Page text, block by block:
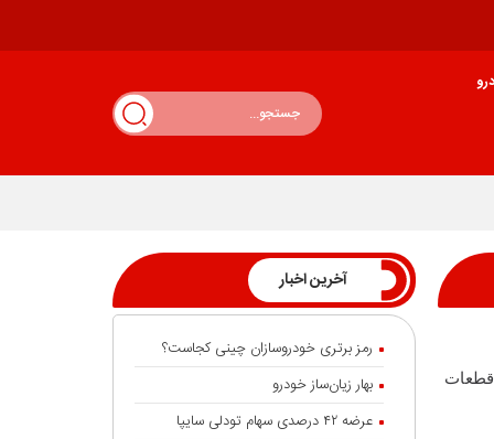
قطعات
آخرین اخبار
رمز برتری خودروسازان چینی کجاست؟
بهار زیان‌ساز خودرو
عرضه ۴۲ درصدی سهام تودلی سایپا